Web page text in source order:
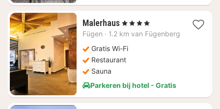
Malerhaus1
nacht
€
240,45
, 4 Sterren
Fügen · 1.2 km van Fügenberg
Gratis Wi-Fi
Restaurant
Sauna
Parkeren bij hotel - Gratis